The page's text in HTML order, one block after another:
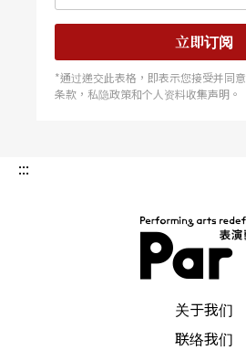
立即订阅
*通过递交此表格，即表示您接受并同
条款，私隐政策和个人资料收集声明。
:::
关于我们
联络我们